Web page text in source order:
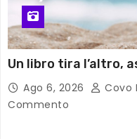
Un libro tira l’altro,
Ago 6, 2026 Covo
Commento